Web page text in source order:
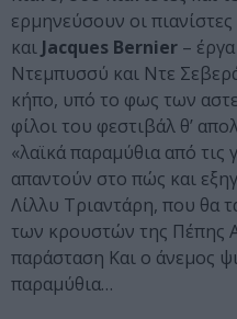
ερμηνεύσουν οι πιανίστες
και Jacques Bernier –
Ντεμπυσσύ και Ντε
κήπο, υπό το φως των
φίλοι του φεστιβάλ θ’
«λαϊκά παραμύθια από
απαντούν στο πώς και
Λίλλυ Τριαντάρη, που θα
των κρουστών της Πέπης
παράσταση Και ο άνεμος
παραμύθια…